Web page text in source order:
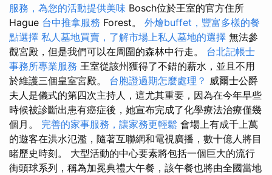
服務，為您的活動提供美味 Bosch位於王室的官方住所
Hague 台中推拿服務 Forest。 外燴buffet，豐富多樣的餐
點選擇 私人墓地買賣，了解市場上私人墓地的選擇 無法參
觀宮殿，但是我們可以在周圍的森林中行走。 台北記帳士
事務所專業服務 王室從該州獲得了不錯的薪水，並且不用
於維護三個皇室宮殿。 台胞證過期怎麼處理？ 威爾士公爵
夫人是儀式的第四次主持人，這尤其重要，因為在今年早些
時候被診斷出患有癌症後，她宣布完成了化學療法治療僅幾
個月。 完善的家事服務，讓家務更輕鬆 會場上有成千上萬
的遊客在洪水氾濫，隨著互聯網和電視廣播，數十億人將目
睹歷史時刻。 大型活動的中心要素將包括一個巨大的流行
街頭球系列，稱為加冕典禮大午餐，該午餐也將由全國當地